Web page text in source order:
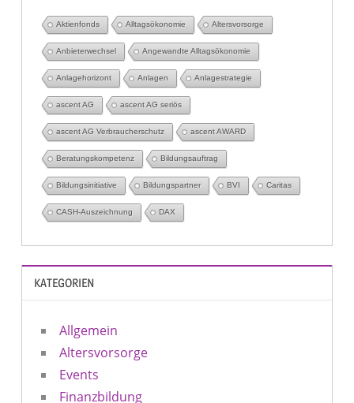
Aktienfonds Alltagsökonomie Altersvorsorge
Anbieterwechsel Angewandte Alltagsökonomie
Anlagehorizont Anlagen Anlagestrategie
ascent AG ascent AG seriös
ascent AG Verbraucherschutz ascent AWARD
Beratungskompetenz Bildungsauftrag
Bildungsinitiative Bildungspartner BVI Caritas
CASH-Auszeichnung DAX
KATEGORIEN
Allgemein
Altersvorsorge
Events
Finanzbildung